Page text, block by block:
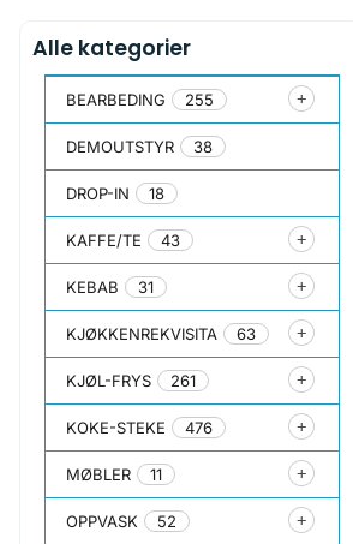
Alle kategorier
BEARBEDING 255
DEMOUTSTYR 38
DROP-IN 18
KAFFE/TE 43
KEBAB 31
KJØKKENREKVISITA 63
KJØL-FRYS 261
KOKE-STEKE 476
MØBLER 11
OPPVASK 52